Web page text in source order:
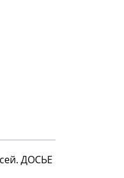
ДОСЬЕ